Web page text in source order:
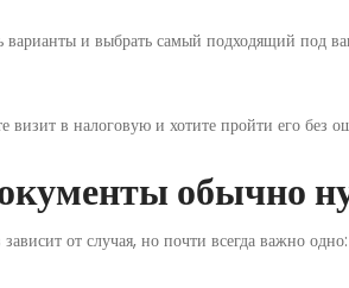
варианты и выбрать самый подходящий под
визит в налоговую и хотите пройти его без
обычно
от случая, но почти всегда важно одно: